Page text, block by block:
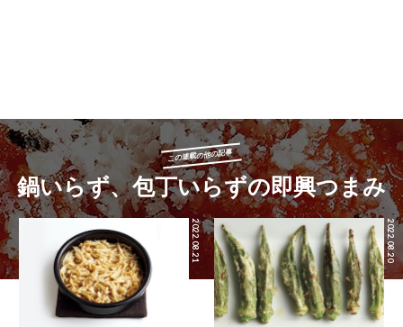
この連載の他の記事
鍋いらず、包丁いらずの即興つまみ
2022.08.21 2022.08.20